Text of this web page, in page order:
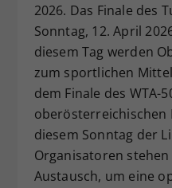
2026. Das Finale des
Sonntag, 12. April
diesem Tag werden
zum sportlichen
dem Finale des WTA-
oberösterreichischen
diesem Sonntag der
Organisatoren
Austausch, um eine